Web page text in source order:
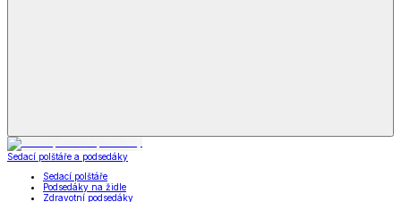
Sedací polštáře a podsedáky
Sedací polštáře
Podsedáky na židle
Zdravotní podsedáky